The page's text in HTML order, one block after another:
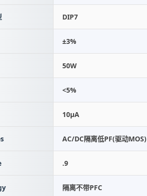
DIP7
±3%
50W
<5%
10μA
AC/DC隔离低PF(驱动MOS)
.9
隔离不带PFC